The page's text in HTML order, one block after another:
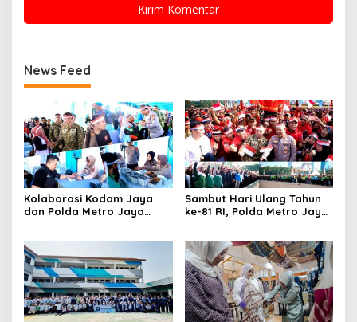
News Feed
Kolaborasi Kodam Jaya
dan Polda Metro Jaya
Sambut Hari Ulang Tahun
ke-81 RI, Polda Metro Jaya